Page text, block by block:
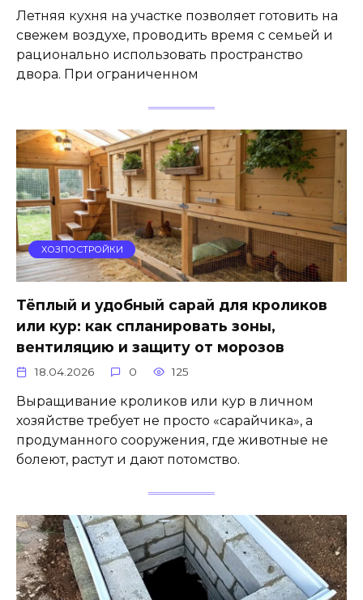
Летняя кухня на участке позволяет готовить на
свежем воздухе, проводить время с семьей и
рационально использовать пространство
двора. При ограниченном
ХОЗПОСТРОЙКИ
Тёплый и удобный сарай для кроликов
или кур: как спланировать зоны,
вентиляцию и защиту от морозов
18.04.2026 0 125
Выращивание кроликов или кур в личном
хозяйстве требует не просто «сарайчика», а
продуманного сооружения, где животные не
болеют, растут и дают потомство.